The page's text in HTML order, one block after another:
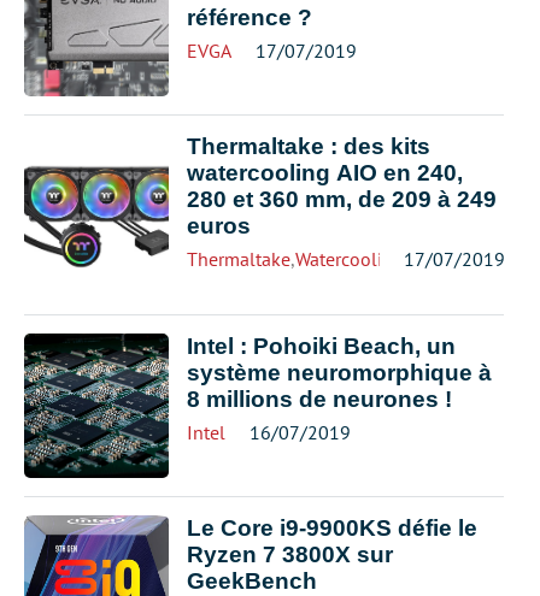
référence ?
EVGA 17/07/2019
Thermaltake : des kits
watercooling AIO en 240,
280 et 360 mm, de 209 à 249
euros
Thermaltake,Watercooling 17/07/2019
Intel : Pohoiki Beach, un
système neuromorphique à
8 millions de neurones !
Intel 16/07/2019
Le Core i9-9900KS défie le
Ryzen 7 3800X sur
GeekBench